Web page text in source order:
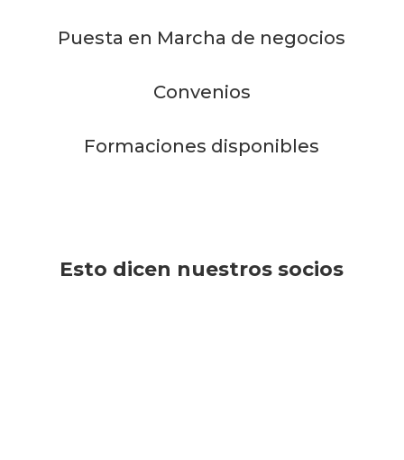
Puesta en Marcha de negocios
Convenios
Formaciones disponibles
Esto dicen nuestros socios